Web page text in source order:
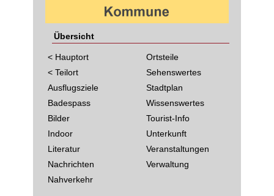
Übersicht
< Hauptort
< Teilort
Ausflugsziele
Badespass
Bilder
Indoor
Literatur
Nachrichten
Nahverkehr
Ortsteile
Sehenswertes
Stadtplan
Wissenswertes
Tourist-Info
Unterkunft
Veranstaltungen
Verwaltung